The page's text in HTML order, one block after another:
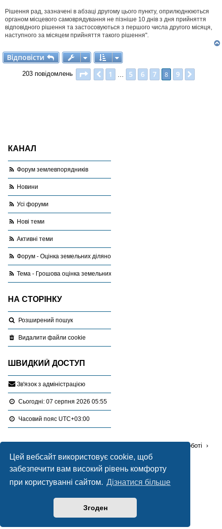
Цей вебсайт використовує cookie, щоб
забезпечити вам високий рівень комфорту
при користуванні сайтом. Дізнатися більше
Згоден
Рішення рад, зазначені в абзаці другому цього пункту, оприлюднюються
органом місцевого самоврядування не пізніше 10 днів з дня прийняття
відповідного рішення та застосовуються з першого числа другого місяця,
наступного за місяцем прийняття такого рішення".
Відповісти
Відповісти
203 повідомлень Сторінка з
Поперед.
1 5 6 7 8 9
КАНАЛ
Форум землевпорядників
Новини
Усі форуми
Нові теми
Активні теми
Форум - Оцінка земельних ділянок
Тема - Грошова оцінка земельних ділянок за межами населеного пункту
НА СТОРІНКУ
Розширений пошук
Видалити файли cookie
ШВИДКИЙ ДОСТУП
Зв'язок з адміністрацією
Сьогодні: 07 серпня 2026 05:55
Часовий пояс UTC+03:00
Проблемні питання в роботі
Оцінка земельних ділянок
Працює наphpBB® Forum Software © phpBB Limited
LONER
Конфіденційність|Умови